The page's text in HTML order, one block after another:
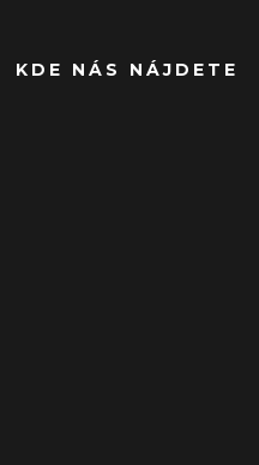
KDE NÁS NÁJDETE